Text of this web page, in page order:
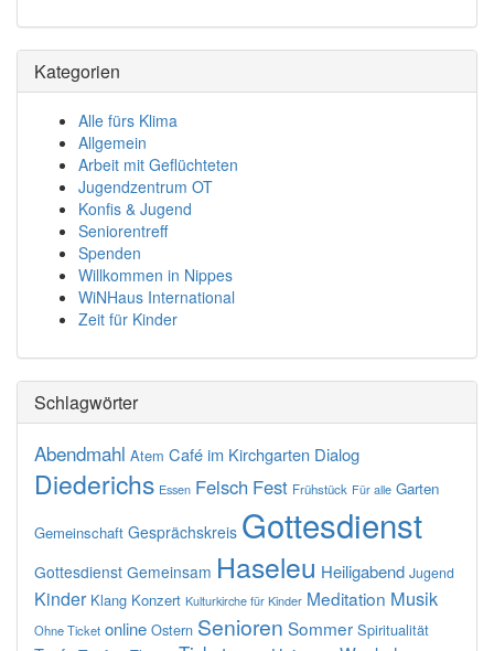
Kategorien
Alle fürs Klima
Allgemein
Arbeit mit Geflüchteten
Jugendzentrum OT
Konfis & Jugend
Seniorentreff
Spenden
Willkommen in Nippes
WiNHaus International
Zeit für Kinder
Schlagwörter
Abendmahl Atem Café im Kirchgarten Dialog
Diederichs Essen Felsch Fest Frühstück Für alle Garten
Gemeinschaft Gesprächskreis Gottesdienst
Gottesdienst Gemeinsam Haseleu Heiligabend Jugend
Kinder Klang Konzert Kulturkirche für Kinder Meditation Musik
Ohne Ticket online Ostern Senioren Sommer Spiritualität